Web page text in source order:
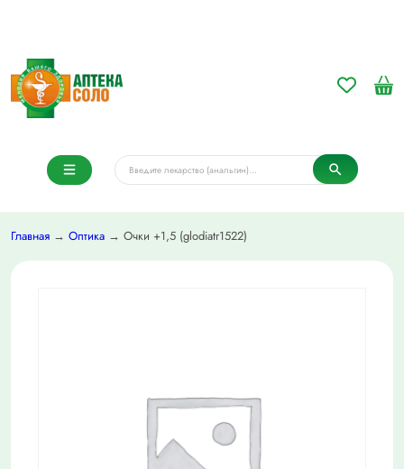
Главная → Оптика → Очки +1,5 (glodiatr1522)